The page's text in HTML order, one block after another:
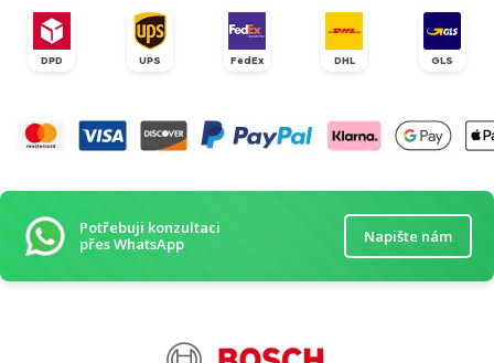
DPD UPS FedEx DHL GLS
Potřebuji konzultaci
přes WhatsApp
Napište nám